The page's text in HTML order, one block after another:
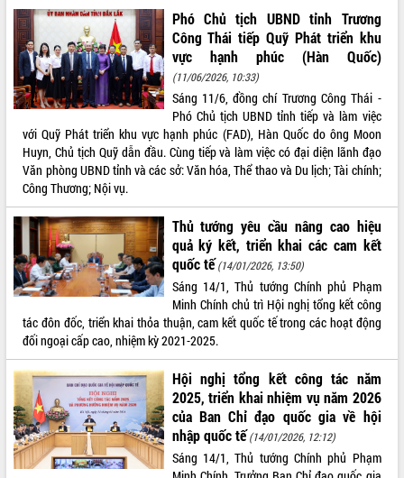
Tháo gỡ những vướng mắc, đẩy mạnh
công tác cải cách thủ tục hành chính
tại Trung tâm Phục vụ hành chính
công tỉnh
Đắk Lắk: Tôn vinh 46 giải pháp tại Hội
thi Sáng tạo Kỹ thuật 2024 - 2025
Đắk Lắk rà soát, điều chỉnh Đề án 190
về phát triển nuôi trồng thủy sản
Phó Chủ tịch UBND tỉnh Đắk Lắk
Trương Công Thái kiểm tra thực địa
Dự án cao tốc Khánh Hòa - Buôn Ma
Thuột
Định vị cà phê Việt Nam như một “di
sản sống” trong dòng chảy toàn cầu
Xây dựng nông thôn mới: Nâng cao đời
sống người dân từ những mô hình thiết
thực
Quyết liệt tháo gỡ vướng mắc, đẩy
nhanh tiến độ các dự án trọng điểm
trong Khu kinh tế Nam Phú Yên
Hòn Yến phát triển du lịch gắn với bảo
tồn biển
Lấy ý kiến điều chỉnh Quy hoạch tỉnh
Đắk Lắk thời kỳ 2021-2030, tầm nhìn
Phó Chủ tịch UBND tỉnh Trương
Công Thái tiếp Quỹ Phát triển khu
vực hạnh phúc (Hàn Quốc)
(11/06/2026, 10:33)
Sáng 11/6, đồng chí Trương Công Thái -
Phó Chủ tịch UBND tỉnh tiếp và làm việc
với Quỹ Phát triển khu vực hạnh phúc (FAD), Hàn Quốc do ông Moon
Huyn, Chủ tịch Quỹ dẫn đầu. Cùng tiếp và làm việc có đại diện lãnh đạo
Văn phòng UBND tỉnh và các sở: Văn hóa, Thể thao và Du lịch; Tài chính;
Công Thương; Nội vụ.
Thủ tướng yêu cầu nâng cao hiệu
quả ký kết, triển khai các cam kết
quốc tế (14/01/2026, 13:50)
Sáng 14/1, Thủ tướng Chính phủ Phạm
Minh Chính chủ trì Hội nghị tổng kết công
tác đôn đốc, triển khai thỏa thuận, cam kết quốc tế trong các hoạt động
đối ngoại cấp cao, nhiệm kỳ 2021-2025.
Hội nghị tổng kết công tác năm
2025, triển khai nhiệm vụ năm 2026
của Ban Chỉ đạo quốc gia về hội
nhập quốc tế (14/01/2026, 12:12)
Sáng 14/1, Thủ tướng Chính phủ Phạm